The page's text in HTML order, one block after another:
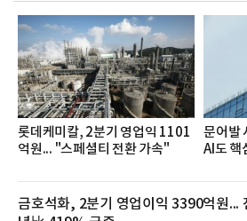
롯데케미칼, 2분기 영업익 1101
억원... "스페셜티 전환 가속"
문어발
AI도 핵
금호석화, 2분기 영업이익 3390억원...